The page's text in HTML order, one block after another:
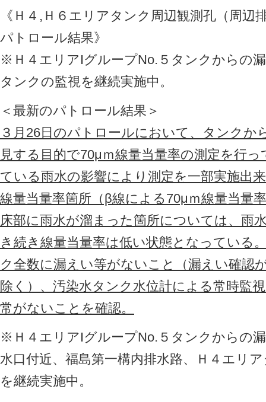
《Ｈ４,Ｈ６エリアタンク周辺観測孔（周辺
パトロール結果》
※Ｈ４エリアIグループNo.５タンクからの
タンクの監視を継続実施中。
＜最新のパトロール結果＞
３月26日のパトロールにおいて、タンクか
見する目的で70μｍ線量当量率の測定を行
ている雨水の影響により測定を一部実施出
線量当量率箇所（β線による70μｍ線量当量
床部に雨水が溜まった箇所については、雨
き続き線量当量率は低い状態となっている
ク全数に漏えい等がないこと（漏えい確認
除く）、汚染水タンク水位計による常時監
常がないことを確認。
※Ｈ４エリアIグループNo.５タンクからの
水口付近、福島第一構内排水路、Ｈ４エリ
を継続実施中。